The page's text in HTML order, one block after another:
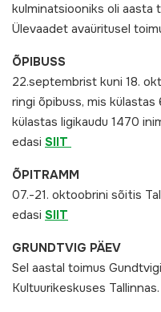
kulminatsiooniks oli aasta
Ülevaadet avaüritusel
ÕPIBUSS
22.septembrist kuni 18.
ringi õpibuss, mis
külastas ligikaudu 1470
edasi SIIT
ÕPITRAMM
07.-21. oktoobrini sõitis
edasi SIIT
GRUNDTVIG PÄEV
Sel aastal toimus
Kultuurikeskuses